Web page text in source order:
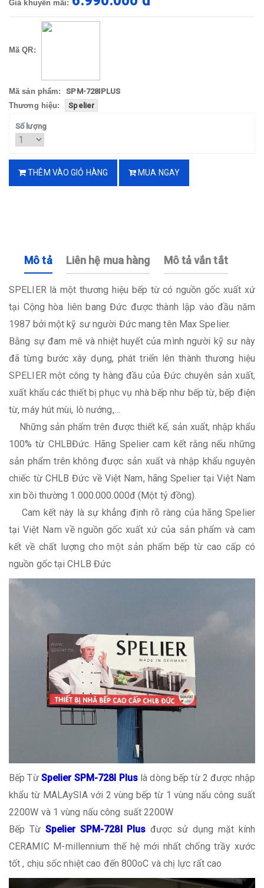
Giá khuyến mãi:
Mã QR:
Mã sản phẩm:
SPM-728IPLUS
Thương hiệu:
Spelier
Số lượng
THÊM VÀO GIỎ HÀNG MUA NGAY
Mô tả Liên hệ mua hàng Mô tả vắn tắt
SPELIER là một thương hiệu bếp từ có nguồn gốc xuất xứ
tại Cộng hòa liên bang Đức được thành lập vào đầu năm
1987 bởi một kỹ sư người Đức mang tên Max Spelier.
Bằng sự đam mê và nhiệt huyết của mình người kỹ sư này
đã từng bước xây dụng, phát triển lên thành thương hiệu
SPELIER một công ty hàng đầu của Đức chuyên sản xuất,
xuất khẩu các thiết bị phục vụ nhà bếp như bếp từ, bếp điện
từ, máy hút mùi, lò nướng,…
Những sản phẩm trên được thiết kế, sản xuất, nhập khẩu
100% từ CHLBĐức. Hãng Spelier cam kết rằng nếu những
sản phẩm trên không được sản xuất và nhập khẩu nguyên
chiếc từ CHLB Đức về Việt Nam, hãng Spelier tại Việt Nam
xin bồi thường 1.000.000.000đ (Một tỷ đồng).
Cam kết này là sự khẳng định rõ ràng của hãng Spelier
tại Việt Nam về nguồn gốc xuất xứ của sản phẩm và cam
kết về chất lượng cho một sản phẩm bếp từ cao cấp có
nguồn gốc tại CHLB Đức
Bếp Từ Spelier SPM-728I Plus là dòng bếp từ 2 được nhập
khẩu từ MALAySIA với 2 vùng bếp từ 1 vùng nấu công suất
2200W và 1 vùng nấu công suất 2200W
Bếp Từ Spelier SPM-728I Plus được sử dụng mặt kính
CERAMIC M-millennium thế hệ mới nhất chống trầy xước
tốt , chịu sốc nhiệt cao đến 800oC và chị lực rất cao